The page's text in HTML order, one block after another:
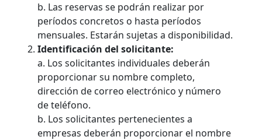
b. Las reservas se podrán realizar por
períodos concretos o hasta períodos
mensuales. Estarán sujetas a disponibilidad.
Identificación del solicitante:
a. Los solicitantes individuales deberán
proporcionar su nombre completo,
dirección de correo electrónico y número
de teléfono.
b. Los solicitantes pertenecientes a
empresas deberán proporcionar el nombre